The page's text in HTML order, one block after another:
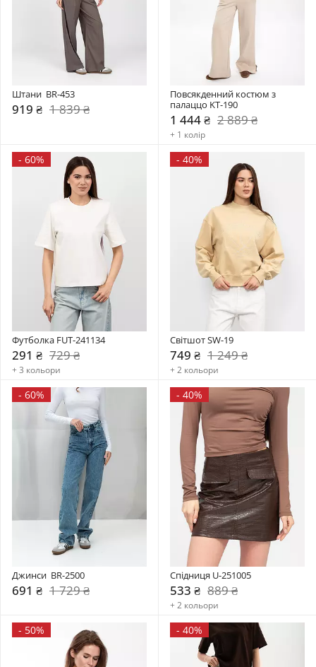
Штани  BR-453
919 ₴ 1 839 ₴
Повсякденний костюм з
палаццо KT-190
1 444 ₴ 2 889 ₴
+ 1 колір
- 60%
Футболка FUT-241134
291 ₴ 729 ₴
+ 3 кольори
- 40%
Світшот SW-19
749 ₴ 1 249 ₴
+ 2 кольори
- 60%
Джинси  BR-2500
691 ₴ 1 729 ₴
- 40%
Спідниця U-251005
533 ₴ 889 ₴
+ 2 кольори
- 50% - 40%